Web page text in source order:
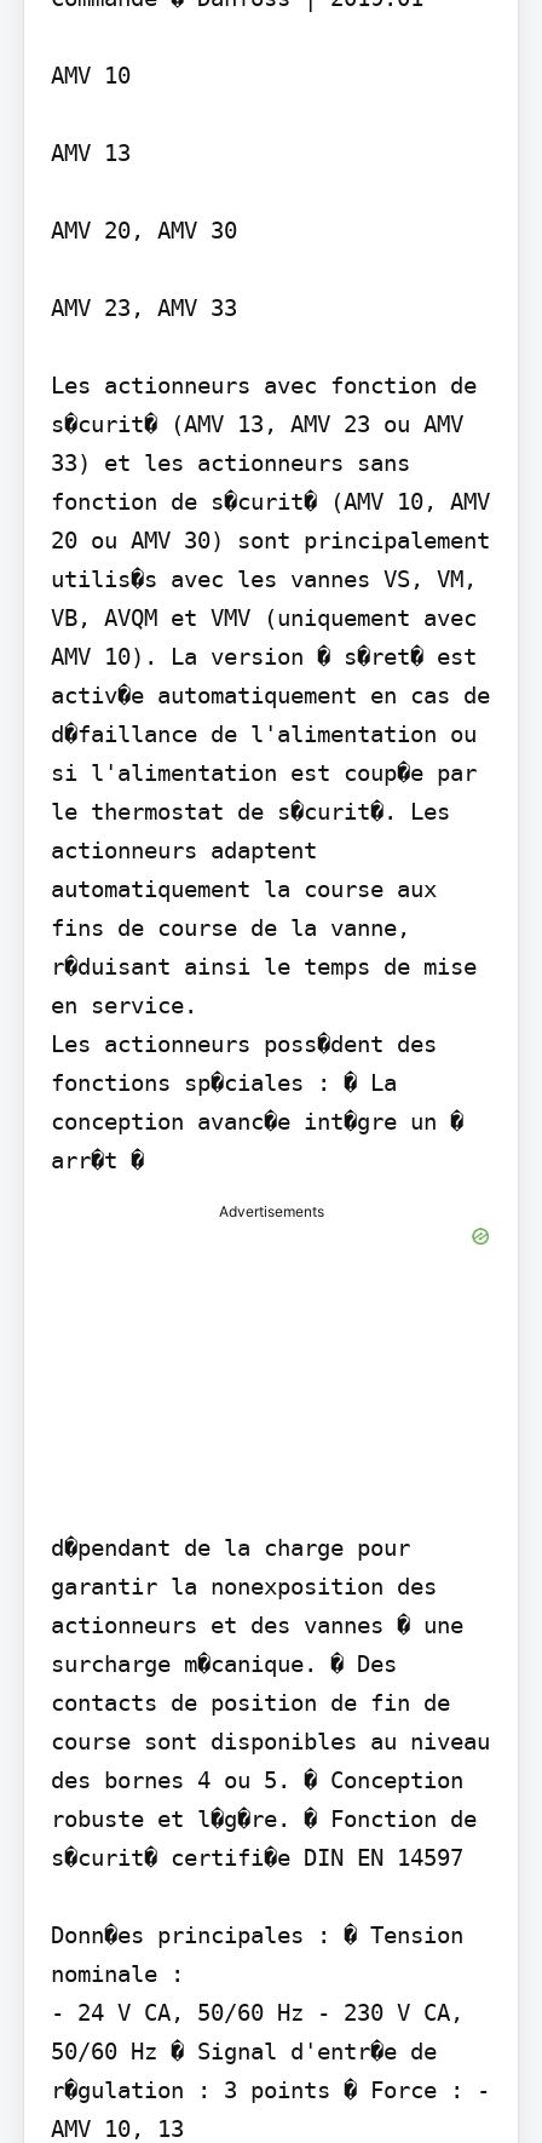
AMV 10
AMV 13
AMV 20, AMV 30
AMV 23, AMV 33
Les actionneurs avec fonction de
s�curit� (AMV 13, AMV 23 ou AMV
33) et les actionneurs sans
fonction de s�curit� (AMV 10, AMV
20 ou AMV 30) sont principalement
utilis�s avec les vannes VS, VM,
VB, AVQM et VMV (uniquement avec
AMV 10). La version � s�ret� est
activ�e automatiquement en cas de
d�faillance de l'alimentation ou
si l'alimentation est coup�e par
le thermostat de s�curit�. Les
actionneurs adaptent
automatiquement la course aux
fins de course de la vanne,
r�duisant ainsi le temps de mise
en service.
Les actionneurs poss�dent des
fonctions sp�ciales : � La
conception avanc�e int�gre un �
arr�t �
Advertisements
d�pendant de la charge pour
garantir la nonexposition des
actionneurs et des vannes � une
surcharge m�canique. � Des
contacts de position de fin de
course sont disponibles au niveau
des bornes 4 ou 5. � Conception
robuste et l�g�re. � Fonction de
s�curit� certifi�e DIN EN 14597
Donn�es principales : � Tension
nominale :
- 24 V CA, 50/60 Hz - 230 V CA,
50/60 Hz � Signal d'entr�e de
r�gulation : 3 points � Force : -
AMV 10, 13